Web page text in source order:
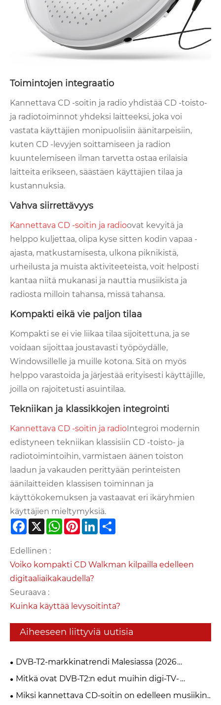
Toimintojen integraatio
Kannettava CD -soitin ja radio yhdistää CD -toisto-
ja radiotoiminnot yhdeksi laitteeksi, joka voi
vastata käyttäjien monipuolisiin äänitarpeisiin,
kuten CD -levyjen soittamiseen ja radion
kuuntelemiseen ilman tarvetta ostaa erilaisia ​​
laitteita erikseen, säästäen käyttäjien tilaa ja
kustannuksia.
Vahva siirrettävyys
Kannettava CD -soitin ja radioovat kevyitä ja
helppo kuljettaa, olipa kyse sitten kodin vapaa -
ajasta, matkustamisesta, ulkona piknikistä,
urheilusta ja muista aktiviteeteista, voit helposti
kantaa niitä mukanasi ja nauttia musiikista ja
radiosta milloin tahansa, missä tahansa.
Kompakti eikä vie paljon tilaa
Kompakti se ei vie liikaa tilaa sijoitettuna, ja se
voidaan sijoittaa joustavasti työpöydälle,
Windowsillelle ja muille kotona. Sitä on myös
helppo varastoida ja järjestää erityisesti käyttäjille,
joilla on rajoitetusti asuintilaa.
Tekniikan ja klassikkojen integrointi
Kannettava CD -soitin ja radioIntegroi modernin
edistyneen tekniikan klassisiin CD -toisto- ja
radiotoimintoihin, varmistaen äänen toiston
laadun ja vakauden perittyään perinteisten
äänilaitteiden klassisen toiminnan ja
käyttökokemuksen ja vastaavat eri ikäryhmien
käyttäjien mieltymyksiä.
Facebook
X WhatsApp
PinterestLinkedIn
Edellinen :
Voiko kompakti CD Walkman kilpailla edelleen
digitaaliaikakaudella?
Seuraava :
Kuinka käyttää levysoitinta?
Aiheeseen liittyviä uutisia
DVB-T2-markkinatrendi Malesiassa (2026
myFreeview / MYTV)
Mitkä ovat DVB-T2:n edut muihin digi-TV-
standardeihin verrattuna?
Miksi kannettava CD-soitin on edelleen musiikin